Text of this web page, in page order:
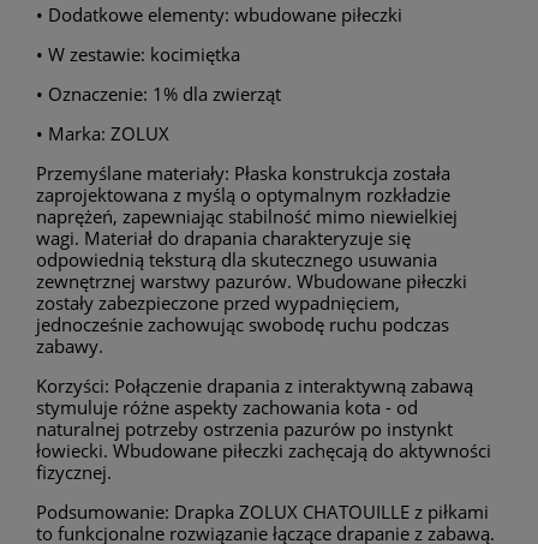
• Dodatkowe elementy: wbudowane piłeczki
• W zestawie: kocimiętka
• Oznaczenie: 1% dla zwierząt
• Marka: ZOLUX
Przemyślane materiały: Płaska konstrukcja została
zaprojektowana z myślą o optymalnym rozkładzie
naprężeń, zapewniając stabilność mimo niewielkiej
wagi. Materiał do drapania charakteryzuje się
odpowiednią teksturą dla skutecznego usuwania
zewnętrznej warstwy pazurów. Wbudowane piłeczki
zostały zabezpieczone przed wypadnięciem,
jednocześnie zachowując swobodę ruchu podczas
zabawy.
Korzyści: Połączenie drapania z interaktywną zabawą
stymuluje różne aspekty zachowania kota - od
naturalnej potrzeby ostrzenia pazurów po instynkt
łowiecki. Wbudowane piłeczki zachęcają do aktywności
fizycznej.
Podsumowanie: Drapka ZOLUX CHATOUILLE z piłkami
to funkcjonalne rozwiązanie łączące drapanie z zabawą.